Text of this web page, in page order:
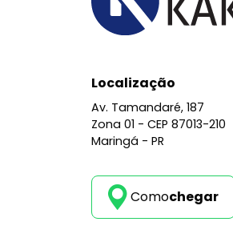
Localização
Av. Tamandaré, 187
Zona 01 - CEP 87013-210
Maringá - PR
Comochegar